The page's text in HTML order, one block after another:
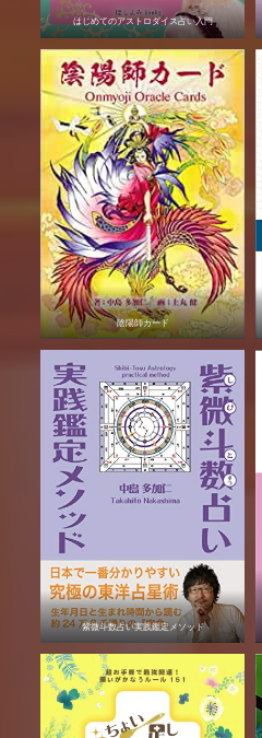
はじめてのアストロダイス占い入門
陰陽師カード
紫微斗数占い実践鑑定メソッド